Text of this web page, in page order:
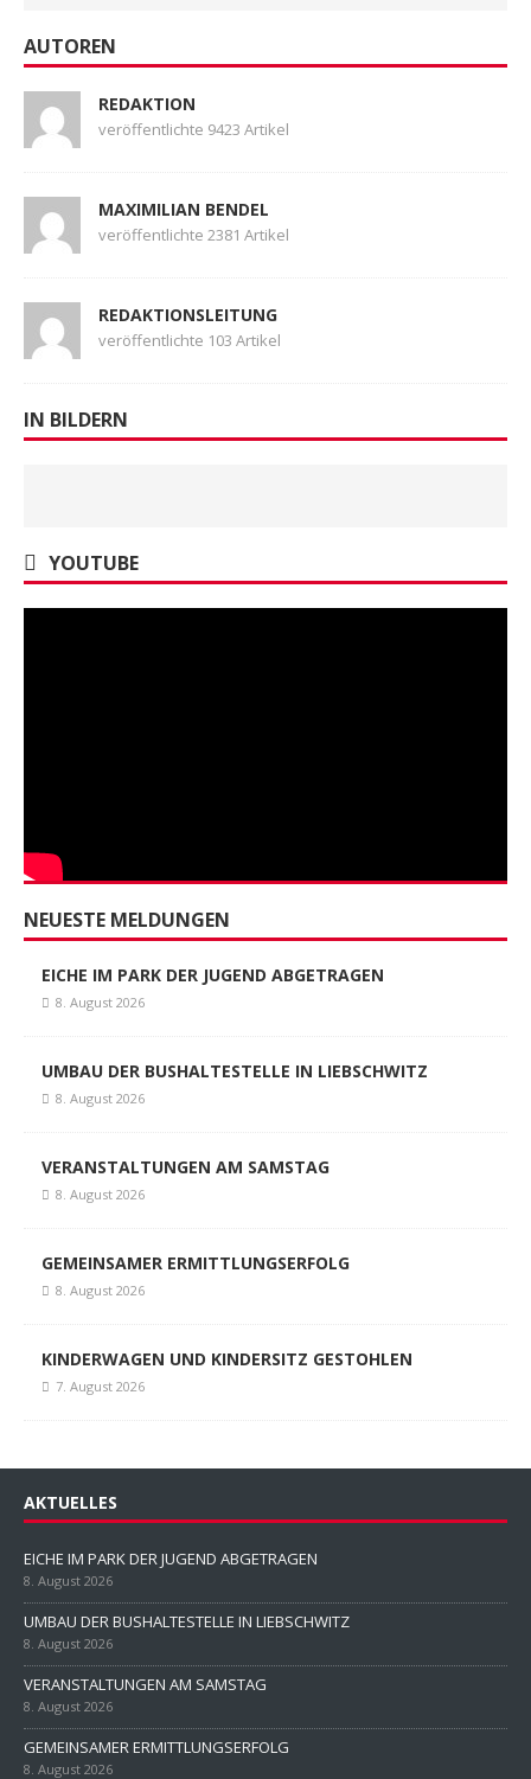
AUTOREN
REDAKTION
veröffentlichte 9423 Artikel
MAXIMILIAN BENDEL
veröffentlichte 2381 Artikel
REDAKTIONSLEITUNG
veröffentlichte 103 Artikel
IN BILDERN
YOUTUBE
NEUESTE MELDUNGEN
EICHE IM PARK DER JUGEND ABGETRAGEN
8. August 2026
UMBAU DER BUSHALTESTELLE IN LIEBSCHWITZ
8. August 2026
VERANSTALTUNGEN AM SAMSTAG
8. August 2026
GEMEINSAMER ERMITTLUNGSERFOLG
8. August 2026
KINDERWAGEN UND KINDERSITZ GESTOHLEN
7. August 2026
AKTUELLES
EICHE IM PARK DER JUGEND ABGETRAGEN
8. August 2026
UMBAU DER BUSHALTESTELLE IN LIEBSCHWITZ
8. August 2026
VERANSTALTUNGEN AM SAMSTAG
8. August 2026
GEMEINSAMER ERMITTLUNGSERFOLG
8. August 2026